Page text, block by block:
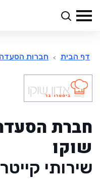
דף הבית > חברות הסעדה
חברת
שוקו
שירותי